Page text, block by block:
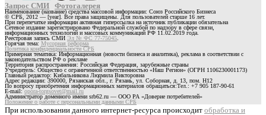
Запрос СМИ Фотогалерея
Наименование (название) средства массовой информации: Союз Российского Бизнеса
© СРБ, 2012 — [year]. Все права защищены. Для пользователей старше 16 лет.
При перепечатке информации активная гиперссылка на источник публикации обязательна
Сетевое издание зарегистрировано Федеральной службой по надзору в сфере связи,
информационных технологий и массовых коммуникаций РФ 11.02.2019 года.
Реестровая запись СМИ Эл № ФС 77-75045
Горячая тема: Мусорная реформа
Политика конфиденциальности СРБ
Примерная тематика: Информационная (новости бизнеса и аналитика), реклама в соответствии с
законодательством РФ о рекламе
Территория распространения: Российская Федерация, зарубежные страны
Учредитель: Общество с ограниченной ответственностью «Наш Регион» (ОГРН 1106230001173)
Главный редактор: Кибальникова Людмила Викторовна
Адрес редакции: 390000, Рязанская обл., г. Рязань, ул. Соборная, д. 13, пом. Н12
По вопросу приобретения информационных материалов обращаться:Тел.: +7 905 187-90-61
E-mail:opora-torgsovet@mail.ru
Администратор доменного имени srb62.ru — ООО РА «Доверие потребителей»
Положение о работе с персональными данными СРБ
При использовании данного интернет-ресурса происходит обработка и